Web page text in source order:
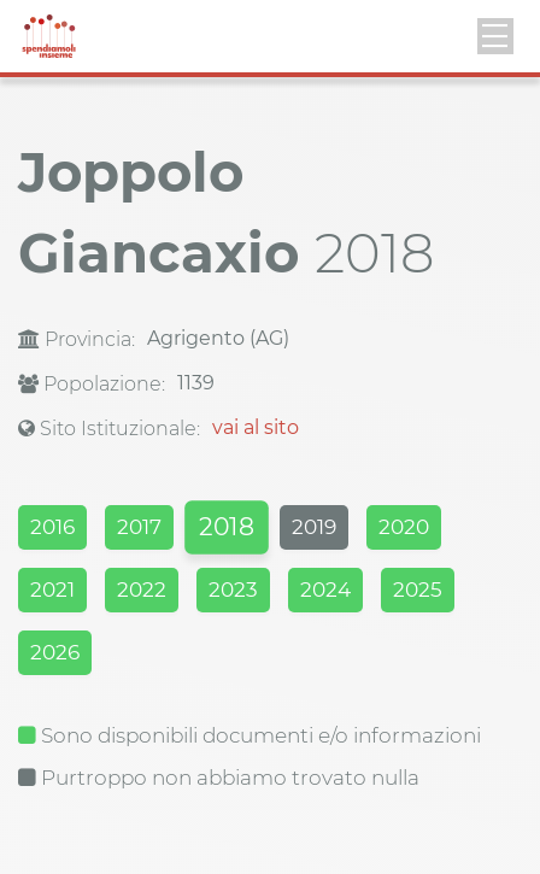
Joppolo
Giancaxio 2018
Provincia: Agrigento (AG)
Popolazione: 1139
Sito Istituzionale: vai al sito
2016 2017 2018 2019 2020
2021 2022 2023 2024 2025
2026
Sono disponibili documenti e/o informazioni
Purtroppo non abbiamo trovato nulla